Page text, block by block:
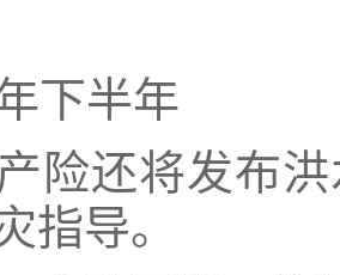
下半年
险还将发布
指导。